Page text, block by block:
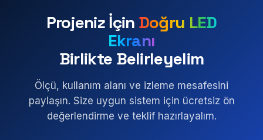
Projeniz İçin Doğru LED
Ekranı
Birlikte Belirleyelim
Ölçü, kullanım alanı ve izleme mesafesini
paylaşın. Size uygun sistem için ücretsiz ön
değerlendirme ve teklif hazırlayalım.